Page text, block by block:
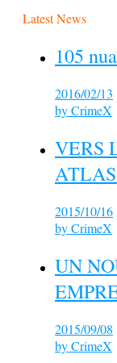
Latest News
105
2016/02/13
byCrimeX
VERS
2015/10/16
byCrimeX
UN
2015/09/08
byCrimeX